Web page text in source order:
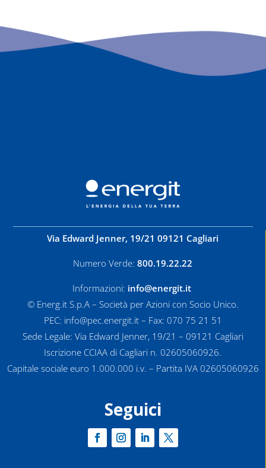
Via Edward Jenner, 19/21 09121 Cagliari
Numero Verde: 800.19.22.22
Informazioni: info@energit.it
© Energ.it S.p.A – Società per Azioni con Socio Unico.
PEC: info@pec.energit.it – Fax: 070 75 21 51
Sede Legale: Via Edward Jenner, 19/21 – 09121 Cagliari
Iscrizione CCIAA di Cagliari n. 02605060926.
Capitale sociale euro 1.000.000 i.v. – Partita IVA 02605060926
Seguici